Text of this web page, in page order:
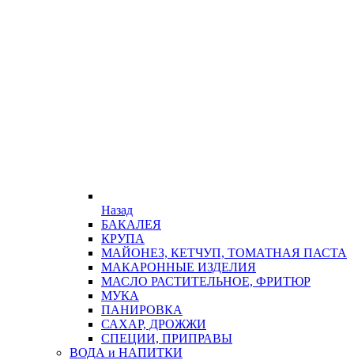
Назад
БАКАЛЕЯ
КРУПА
МАЙОНЕЗ, КЕТЧУП, ТОМАТНАЯ ПАСТА
МАКАРОННЫЕ ИЗДЕЛИЯ
МАСЛО РАСТИТЕЛЬНОЕ, ФРИТЮР
МУКА
ПАНИРОВКА
САХАР, ДРОЖЖИ
СПЕЦИИ, ПРИПРАВЫ
ВОДА и НАПИТКИ